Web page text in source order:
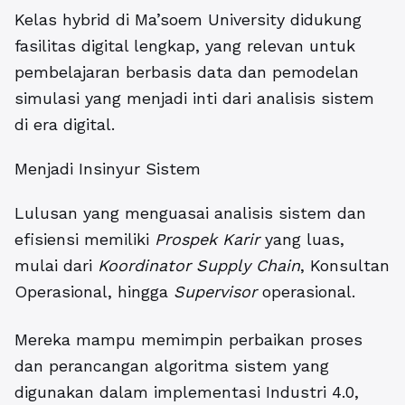
Kelas hybrid di Ma’soem University didukung
fasilitas digital lengkap, yang relevan untuk
pembelajaran berbasis data dan pemodelan
simulasi yang menjadi inti dari analisis sistem
di era digital.
Menjadi Insinyur Sistem
Lulusan yang menguasai analisis sistem dan
efisiensi memiliki Prospek Kariryang luas,
mulai dari Koordinator Supply Chain, Konsultan
Operasional, hingga Supervisoroperasional.
Mereka mampu memimpin perbaikan proses
dan perancangan algoritma sistem yang
digunakan dalam implementasi Industri 4.0,